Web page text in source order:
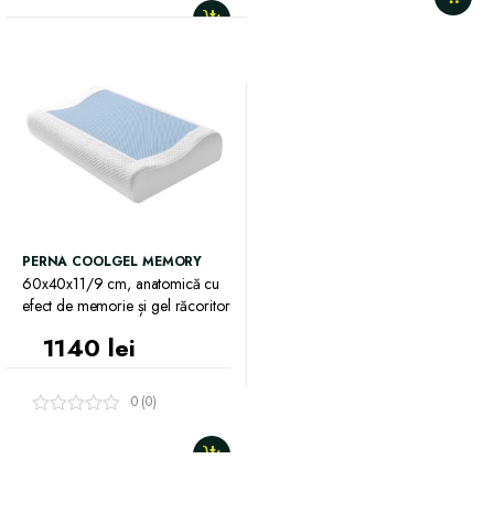
PERNA COOLGEL MEMORY
60x40x11/9 cm, anatomică cu
efect de memorie și gel răcoritor
1140 lei
0 (0)